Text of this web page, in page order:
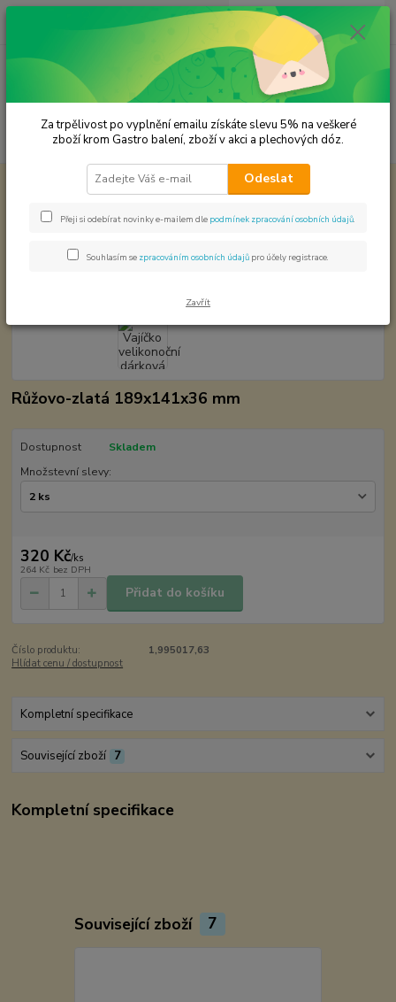
Menu
Hledat
ks
za 0,00 Kč
Plechové dózy - kořenky Vajíčko velikonoční dárková plechová dóza
Vajíčko velikonoční dárková
plechová dóza
Růžovo-zlatá 189x141x36 mm
Dostupnost
Skladem
Množstevní slevy:
320 Kč/ks
264 Kč bez DPH
Přidat do košíku
Číslo produktu:
1,995017,63
Hlídat cenu / dostupnost
Kompletní specifikace
Související zboží 7
Kompletní specifikace
Související zboží 7
Za trpělivost po vyplnění emailu získáte slevu 5% na veškeré
zboží krom Gastro balení, zboží v akci a plechových dóz.
Odeslat
Přeji si odebírat novinky e-mailem dle podmínek zpracování osobních údajů
Souhlasím se zpracováním osobních údajů pro účely registrace.
Zavřít